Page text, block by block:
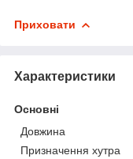
Приховати
Характеристики
Основні
Довжина
Призначення хутра